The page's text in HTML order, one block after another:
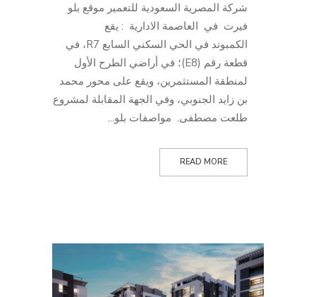
شركة المصرية السعودية للتعمير موقع بلو
فيرت في العاصمة الادارية : يقع
الكمبوند في الحي السكني السابع R7، في
قطعة رقم (E8)؛ في أراضي الطرح الأول
لمنطقة المستثمرين، ويقع على محور محمد
بن زايد الجنوبي، وفي الجهة المقابلة لمشروع
طلعت مصطفى. مواصفات بلو...
READ MORE